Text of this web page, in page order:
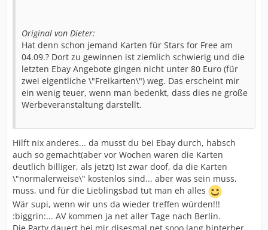
Original von Dieter:
Hat denn schon jemand Karten für Stars for Free am
04.09.? Dort zu gewinnen ist ziemlich schwierig und die
letzten Ebay Angebote gingen nicht unter 80 Euro (für
zwei eigentliche \"Freikarten\") weg. Das erscheint mir
ein wenig teuer, wenn man bedenkt, dass dies ne große
Werbeveranstaltung darstellt.
Hilft nix anderes... da musst du bei Ebay durch, habsch
auch so gemacht(aber vor Wochen waren die Karten
deutlich billiger, als jetzt) Ist zwar doof, da die Karten
\"normalerweise\" kostenlos sind... aber was sein muss,
muss, und für die Lieblingsbad tut man eh alles
Wär supi, wenn wir uns da wieder treffen würden!!!
:biggrin:... AV kommen ja net aller Tage nach Berlin.